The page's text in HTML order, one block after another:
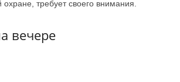
охране, требует своего внимания.
вечере